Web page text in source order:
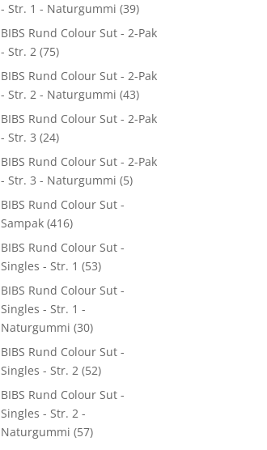
- Str. 1 - Naturgummi (39)
BIBS Rund Colour Sut - 2-Pak
- Str. 2 (75)
BIBS Rund Colour Sut - 2-Pak
- Str. 2 - Naturgummi (43)
BIBS Rund Colour Sut - 2-Pak
- Str. 3 (24)
BIBS Rund Colour Sut - 2-Pak
- Str. 3 - Naturgummi (5)
BIBS Rund Colour Sut -
Sampak (416)
BIBS Rund Colour Sut -
Singles - Str. 1 (53)
BIBS Rund Colour Sut -
Singles - Str. 1 -
Naturgummi (30)
BIBS Rund Colour Sut -
Singles - Str. 2 (52)
BIBS Rund Colour Sut -
Singles - Str. 2 -
Naturgummi (57)